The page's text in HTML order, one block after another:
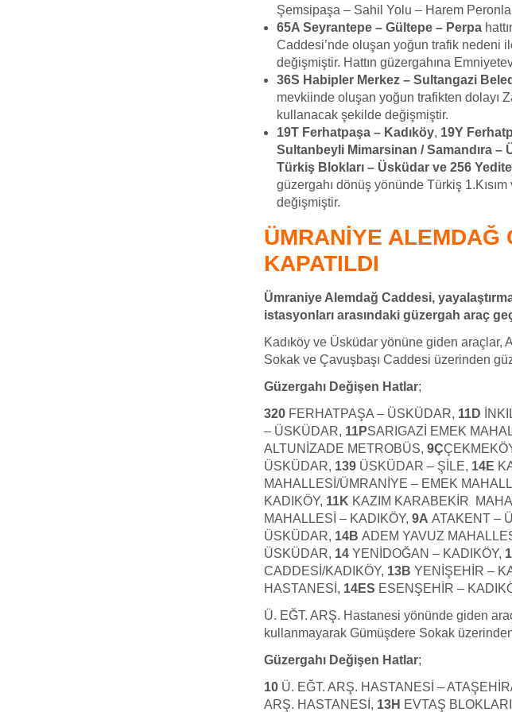
Şemsipaşa – Sahil Yolu – Harem
65A Seyrantepe – Gültepe – Perpa
Caddesi’nde oluşan yoğun trafik nedeni
değişmiştir. Hattın güzergahına
36S Habipler Merkez – Sultangazi
mevkiinde oluşan yoğun trafikten dolayı
kullanacak şekilde değişmiştir.
19T Ferhatpaşa – Kadıköy, 19Y
Sultanbeyli Mimarsinan / Samandıra –
Türkiş Blokları – Üsküdar ve 256
güzergahı dönüş yönünde Türkiş
değişmiştir.
ÜMRANİYE ALEMDAĞ
KAPATILDI
Ümraniye Alemdağ Caddesi,
istasyonları arasındaki güzergah araç
Kadıköy ve Üsküdar yönüne giden araçlar,
Sokak ve Çavuşbaşı Caddesi üzerinden
Güzergahı Değişen Hatlar;
320 FERHATPAŞA – ÜSKÜDAR, 11D
– ÜSKÜDAR, 11PSARIGAZİ EMEK
ALTUNİZADE METROBÜS, 9Ç
ÜSKÜDAR, 139 ÜSKÜDAR – ŞİLE, 14E
MAHALLESİ/ÜMRANİYE – EMEK
KADIKÖY, 11K KAZIM KARABEKİR
MAHALLESİ – KADIKÖY, 9A ATAKENT –
ÜSKÜDAR, 14B ADEM YAVUZ
ÜSKÜDAR, 14 YENİDOĞAN – KADIKÖY,
CADDESİ/KADIKÖY, 13B YENİŞEHİR –
HASTANESİ, 14ES ESENŞEHİR –
Ü. EĞT. ARŞ. Hastanesi yönünde giden
kullanmayarak Gümüşdere Sokak
Güzergahı Değişen Hatlar;
10 Ü. EĞT. ARŞ. HASTANESİ –
ARŞ. HASTANESİ, 13H EVTAŞ